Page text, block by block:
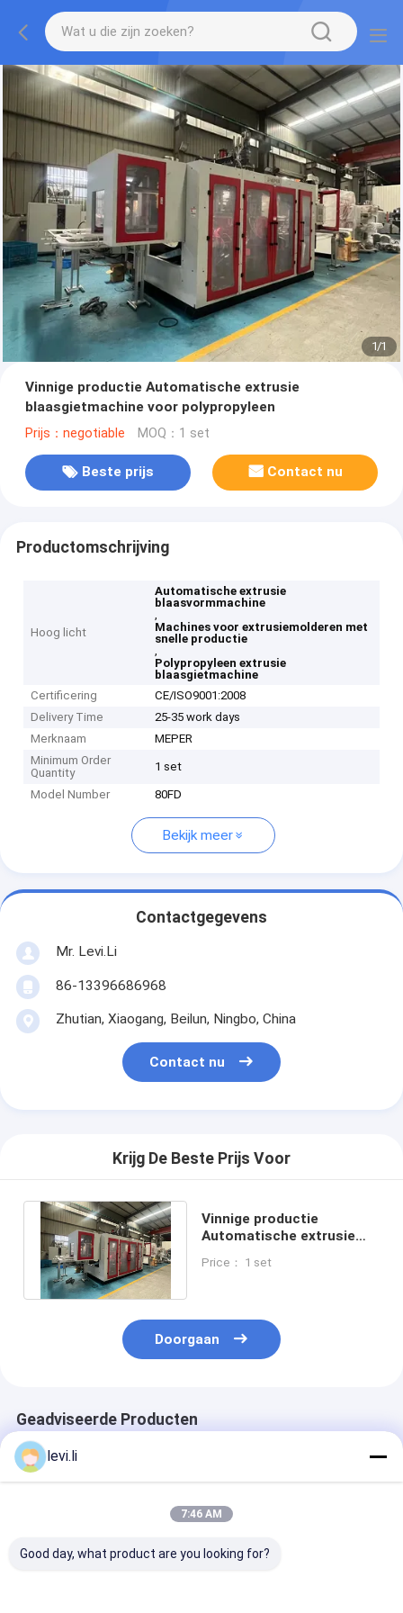
1/1
Vinnige productie Automatische extrusie
blaasgietmachine voor polypropyleen
Prijs：negotiable MOQ：1 set
Beste prijs Contact nu
Productomschrijving
Hoog licht
Automatische extrusie
blaasvormmachine
,
Machines voor extrusiemolderen met
snelle productie
,
Polypropyleen extrusie
blaasgietmachine
Certificering
CE/ISO9001:2008
Delivery Time
25-35 work days
Merknaam
MEPER
Minimum Order
Quantity
1 set
Model Number 80FD
Bekijk meer
Contactgegevens
Mr. Levi.Li
86-13396686968
Zhutian, Xiaogang, Beilun, Ningbo, China
Contact nu
Krijg De Beste Prijs Voor
Vinnige productie
Automatische extrusie
polypropyleen
Price： 1 set
Doorgaan
Geadviseerde Producten
levi.li
7:46 AM
Good day, what product are you looking for?